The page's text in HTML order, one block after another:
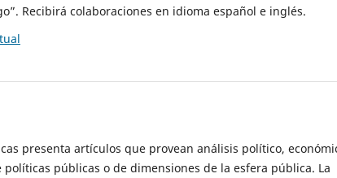
Recibirá colaboraciones en idioma español e inglés.
presenta artículos que provean análisis político,
públicas o de dimensiones de la esfera pública. La